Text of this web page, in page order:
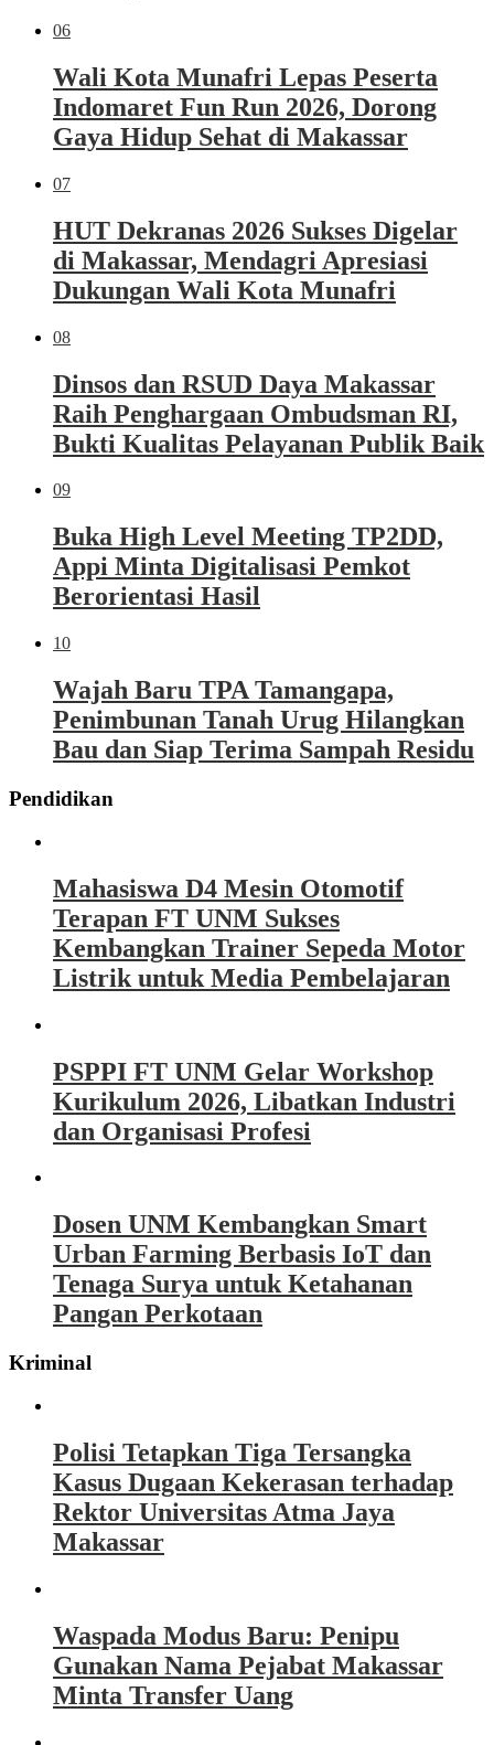
06
Wali Kota Munafri Lepas Peserta
Indomaret Fun Run 2026, Dorong
Gaya Hidup Sehat di Makassar
07
HUT Dekranas 2026 Sukses Digelar
di Makassar, Mendagri Apresiasi
Dukungan Wali Kota Munafri
08
Dinsos dan RSUD Daya Makassar
Raih Penghargaan Ombudsman RI,
Bukti Kualitas Pelayanan Publik Baik
09
Buka High Level Meeting TP2DD,
Appi Minta Digitalisasi Pemkot
Berorientasi Hasil
10
Wajah Baru TPA Tamangapa,
Penimbunan Tanah Urug Hilangkan
Bau dan Siap Terima Sampah Residu
Pendidikan
Mahasiswa D4 Mesin Otomotif
Terapan FT UNM Sukses
Kembangkan Trainer Sepeda Motor
Listrik untuk Media Pembelajaran
PSPPI FT UNM Gelar Workshop
Kurikulum 2026, Libatkan Industri
dan Organisasi Profesi
Dosen UNM Kembangkan Smart
Urban Farming Berbasis IoT dan
Tenaga Surya untuk Ketahanan
Pangan Perkotaan
Kriminal
Polisi Tetapkan Tiga Tersangka
Kasus Dugaan Kekerasan terhadap
Rektor Universitas Atma Jaya
Makassar
Waspada Modus Baru: Penipu
Gunakan Nama Pejabat Makassar
Minta Transfer Uang